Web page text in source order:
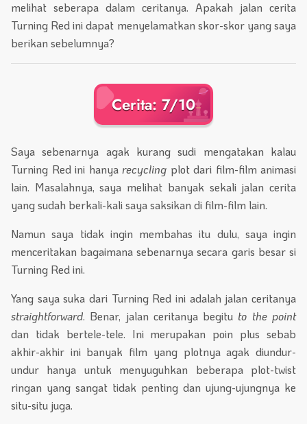
melihat seberapa dalam ceritanya. Apakah jalan cerita
Turning Red ini dapat menyelamatkan skor-skor yang saya
berikan sebelumnya?
Cerita: 7/10
Saya sebenarnya agak kurang sudi mengatakan kalau
Turning Red ini hanya recycling plot dari film-film animasi
lain. Masalahnya, saya melihat banyak sekali jalan cerita
yang sudah berkali-kali saya saksikan di film-film lain.
Namun saya tidak ingin membahas itu dulu, saya ingin
menceritakan bagaimana sebenarnya secara garis besar si
Turning Red ini.
Yang saya suka dari Turning Red ini adalah jalan ceritanya
straightforward. Benar, jalan ceritanya begitu to the point
dan tidak bertele-tele. Ini merupakan poin plus sebab
akhir-akhir ini banyak film yang plotnya agak diundur-
undur hanya untuk menyuguhkan beberapa plot-twist
ringan yang sangat tidak penting dan ujung-ujungnya ke
situ-situ juga.